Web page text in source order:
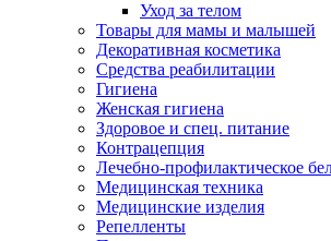
Уход за телом
Товары для мамы и малышей
Декоративная косметика
Средства реабилитации
Гигиена
Женская гигиена
Здоровое и спец. питание
Контрацепция
Лечебно-профилактическое
Медицинская техника
Медицинские изделия
Репелленты